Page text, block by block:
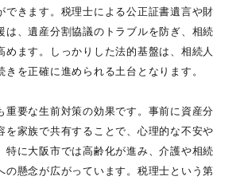
できます。税理士による公正証書遺言や財
は、遺産分割協議のトラブルを防ぎ、相続
めます。しっかりした法的基盤は、相続人
きを正確に進められる土台となります。
重要な生前対策の効果です。事前に資産分
を家族で共有することで、心理的な不安や
特に大阪市では高齢化が進み、介護や相続
の懸念が広がっています。税理士という第